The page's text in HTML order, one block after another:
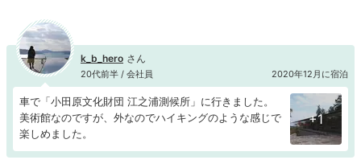
k_b_hero
20代前半 / 会社員 2020年12月に宿泊
車で「小田原文化財団 江之浦測候所」に行きました。
美術館なのですが、外なのでハイキングのような感じで
楽しめました。
+1